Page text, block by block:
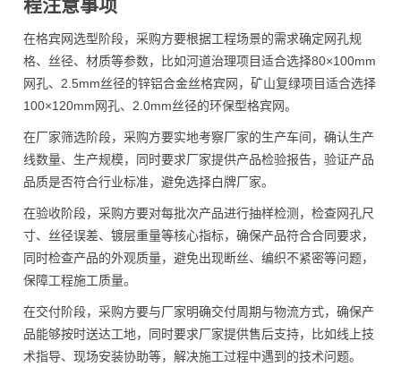
程注意事项
在格宾网选型阶段，采购方要根据工程场景的需求确定网孔规
格、丝径、材质等参数，比如河道治理项目适合选择80×100mm
网孔、2.5mm丝径的锌铝合金丝格宾网，矿山复绿项目适合选择
100×120mm网孔、2.0mm丝径的环保型格宾网。
在厂家筛选阶段，采购方要实地考察厂家的生产车间，确认生产
线数量、生产规模，同时要求厂家提供产品检验报告，验证产品
品质是否符合行业标准，避免选择白牌厂家。
在验收阶段，采购方要对每批次产品进行抽样检测，检查网孔尺
寸、丝径误差、镀层重量等核心指标，确保产品符合合同要求，
同时检查产品的外观质量，避免出现断丝、编织不紧密等问题，
保障工程施工质量。
在交付阶段，采购方要与厂家明确交付周期与物流方式，确保产
品能够按时送达工地，同时要求厂家提供售后支持，比如线上技
术指导、现场安装协助等，解决施工过程中遇到的技术问题。